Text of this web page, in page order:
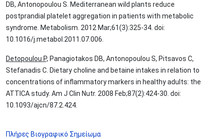
DB, Antonopoulou S. Mediterranean wild plants reduce
postprandial platelet aggregation in patients with metabolic
syndrome. Metabolism. 2012 Mar;61(3):325-34. doi:
10.1016/j.metabol.2011.07.006.
Detopoulou P, Panagiotakos DB, Antonopoulou S, Pitsavos C,
Stefanadis C. Dietary choline and betaine intakes in relation to
concentrations of inflammatory markers in healthy adults: the
ATTICA study. Am J Clin Nutr. 2008 Feb;87(2):424-30. doi:
10.1093/ajcn/87.2.424.
Πλήρες Βιογραφικό Σημείωμα